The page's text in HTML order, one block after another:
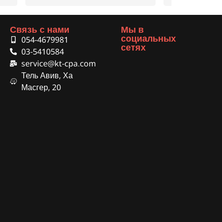
Связь с нами
054-4679981
03-5410584
service@kt-cpa.com
Тель Авив, Ха
Масгер, 20
Мы в
социальных
сетях